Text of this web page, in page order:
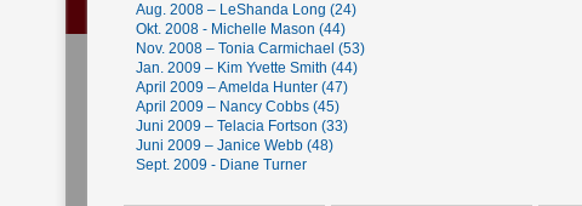
Aug. 2008 – LeShanda Long (24)
Okt. 2008 - Michelle Mason (44)
Nov. 2008 – Tonia Carmichael (53)
Jan. 2009 – Kim Yvette Smith (44)
April 2009 – Amelda Hunter (47)
April 2009 – Nancy Cobbs (45)
Juni 2009 – Telacia Fortson (33)
Juni 2009 – Janice Webb (48)
Sept. 2009 - Diane Turner